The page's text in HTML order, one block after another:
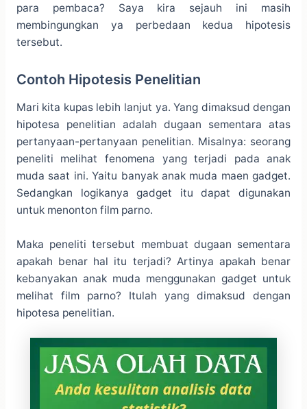
para pembaca? Saya kira sejauh ini masih
membingungkan ya perbedaan kedua hipotesis
tersebut.
Contoh Hipotesis Penelitian
Mari kita kupas lebih lanjut ya. Yang dimaksud dengan
hipotesa penelitian adalah dugaan sementara atas
pertanyaan-pertanyaan penelitian. Misalnya: seorang
peneliti melihat fenomena yang terjadi pada anak
muda saat ini. Yaitu banyak anak muda maen gadget.
Sedangkan logikanya gadget itu dapat digunakan
untuk menonton film parno.
Maka peneliti tersebut membuat dugaan sementara
apakah benar hal itu terjadi? Artinya apakah benar
kebanyakan anak muda menggunakan gadget untuk
melihat film parno? Itulah yang dimaksud dengan
hipotesa penelitian.